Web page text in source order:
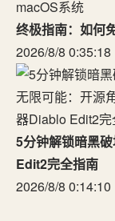
终极指南：如何
2026/8/8 0:35:18
5分钟解锁暗黑
Edit2完全指南
2026/8/8 0:14:10